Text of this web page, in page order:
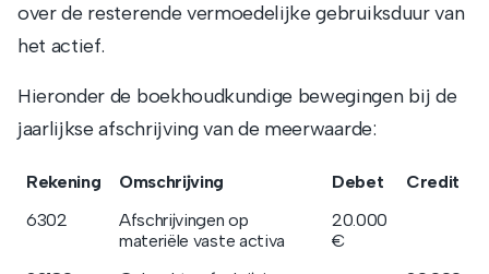
over de resterende vermoedelijke gebruiksduur van
het actief.
Hieronder de boekhoudkundige bewegingen bij de
jaarlijkse afschrijving van de meerwaarde:
Rekening Omschrijving Debet
Credit
6302
Afschrijvingen op
materiële vaste activa
20.000
€